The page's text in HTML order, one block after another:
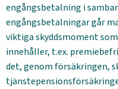
engångsbetalning i
engångsbetalningar går
viktiga skyddsmoment
innehåller, t.ex.
det, genom försäkringen,